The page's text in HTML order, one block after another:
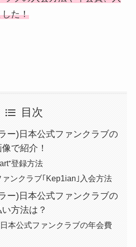
た！
目次
ー)日本公式ファンクラブの
で紹介！
登録方法
ァンクラブ｢Kep1ian｣入会方法
ー)日本公式ファンクラブの
方法は？
本公式ファンクラブの年会費